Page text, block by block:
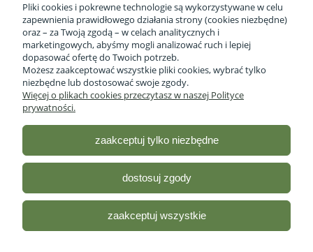
Informacje o firmie
Obsługa klienta
Moje konto
Sklep ze zdrową żywnością - Stacja Bio| ul. lubelska 46 2/12,
533 750 361| NIP: 5170418066
Odwiedź nasz profil naFacebooku!
Pliki cookies i pokrewne technologie są wykorzystywane w celu
zapewnienia prawidłowego działania strony (cookies niezbędne)
oraz – za Twoją zgodą – w celach analitycznych i
marketingowych, abyśmy mogli analizować ruch i lepiej
dopasować ofertę do Twoich potrzeb.
Możesz zaakceptować wszystkie pliki cookies, wybrać tylko
niezbędne lub dostosować swoje zgody.
Więcej o plikach cookies przeczytasz w naszej Polityce
prywatności.
zaakceptuj tylko niezbędne
dostosuj zgody
zaakceptuj wszystkie